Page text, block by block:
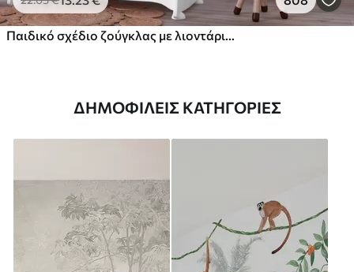
ΔΗΜΟΦΙΛΕΊΣ ΚΑΤΗΓΟΡΊΕΣ